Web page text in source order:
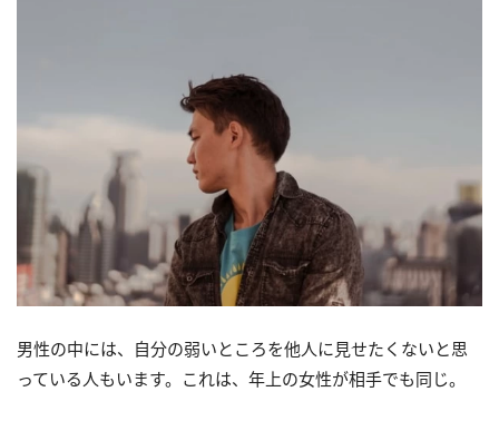
男性の中には、自分の弱いところを他人に見せたくないと思
っている人もいます。これは、年上の女性が相手でも同じ。